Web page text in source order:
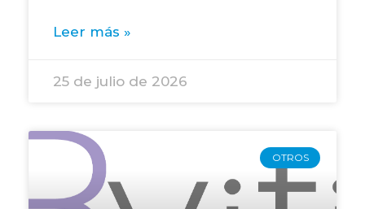
Leer más »
25 de julio de 2026
OTROS